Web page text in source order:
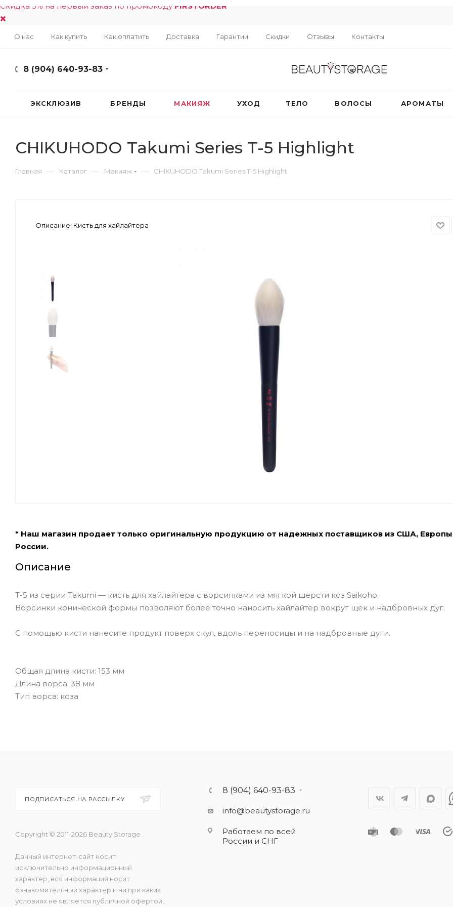
Скидка 5% на первый заказ по промокоду FIRSTORDER
О нас Как купить Как оплатить Доставка Гарантии Скидки Отзывы Контакты
8 (904) 640-93-83
ЭКСКЛЮЗИВ БРЕНДЫ МАКИЯЖ УХОД ТЕЛО ВОЛОСЫ АРОМАТЫ
CHIKUHODO Takumi Series T-5 Highlight
Главная — Каталог — Макияж — CHIKUHODO Takumi Series T-5 Highlight
Описание: Кисть для хайлайтера
* Наш магазин продает только оригинальную продукцию от надежных поставщиков из США,
России.
Описание
T-5 из серии Takumi — кисть для хайлайтера с ворсинками из мягкой шерсти коз Saikoho.
Ворсинки конической формы позволяют более точно наносить хайлайтер вокруг щек и надбровных дуг.
С помощью кисти нанесите продукт поверх скул, вдоль переносицы и на надбровные дуги.
Общая длина кисти: 153 мм
Длина ворса: 38 мм
Тип ворса: коза
ПОДПИСАТЬСЯ НА РАССЫЛКУ
Copyright © 2011-2026 Beauty Storage
Данный интернет-сайт носит
исключительно информационный
характер, вся информация носит
ознакомительный характер и ни при каких
условиях не является публичной офертой,
8 (904) 640-93-83
info@beautystorage.ru
Работаем по всей
России и СНГ